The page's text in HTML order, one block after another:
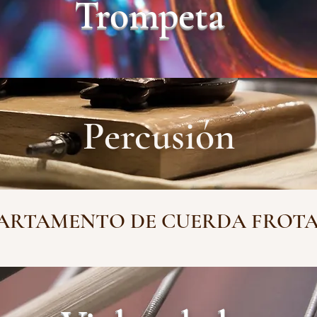
Trompeta
Percusión
DE CUERDA